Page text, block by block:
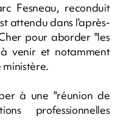
Fesneau, reconduit
attendu dans l'après-
pour aborder "les
venir et notamment
ministère.
à une "réunion de
professionnelles